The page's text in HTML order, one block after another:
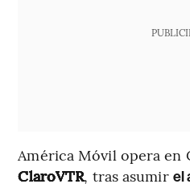
América Móvil opera en
ClaroVTR, tras asumir el